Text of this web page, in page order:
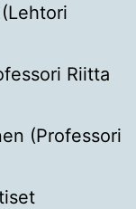
Riitta
(Professori